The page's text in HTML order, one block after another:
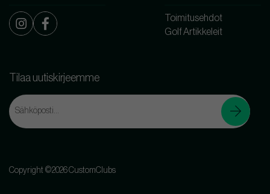
Toimitusehdot
Golf Artikkeleit
Tilaa uutiskirjeemme
Copyright ©2026 CustomClubs